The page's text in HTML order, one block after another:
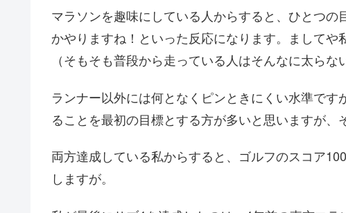
マラソンを趣味にしている人からすると、ひとつ
かやりますね！といった反応になります。ましてや
（そもそも普段から走っている人はそんなに太ら
ランナー以外には何となくピンときにくい水準で
ることを最初の目標とする方が多いと思いますが、
両方達成している私からすると、ゴルフのスコア
しますが。